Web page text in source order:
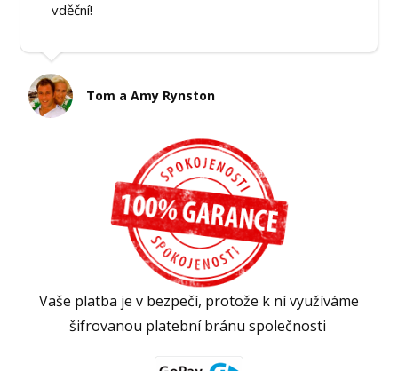
vděční!
Tom a Amy Rynston
Vaše platba je v bezpečí, protože k ní využíváme
šifrovanou platební bránu společnosti